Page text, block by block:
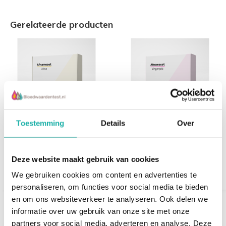
Toestemming Details Over
Deze website maakt gebruik van cookies
We gebruiken cookies om content en advertenties te
personaliseren, om functies voor social media te bieden
en om ons websiteverkeer te analyseren. Ook delen we
informatie over uw gebruik van onze site met onze
partners voor social media, adverteren en analyse. Deze
volgorde die het meest voorkomt:
Vermoeidheid (soms heel erg moe, vaak al bij het
opstaan geen energie)
Glossitis (pijnlijke tong, dikke tong, z.g. biefstuktong,
vooral bij scherp en gekruid eten en zure dranken, bij
Gerelateerde producten
MMA vitamine B12 te
Methylmalonzuur in
€ 87,-
Vitamine D3 -
€ 35,-